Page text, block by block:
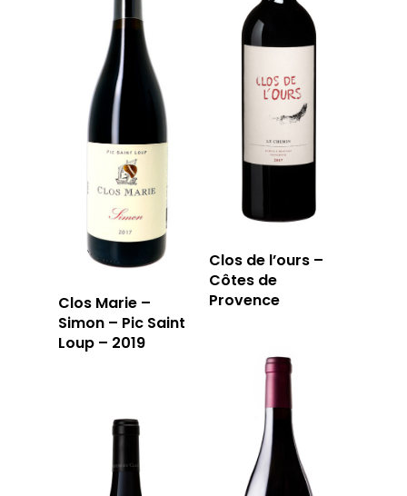
Clos de l’ours –
Côtes de
Provence
Clos Marie –
Simon – Pic Saint
Loup – 2019
LA CAVE
LA CAVE
APERÇU DE NOTRE
LA TOURNÉE DU
LA TABLE
LA CARTE DU